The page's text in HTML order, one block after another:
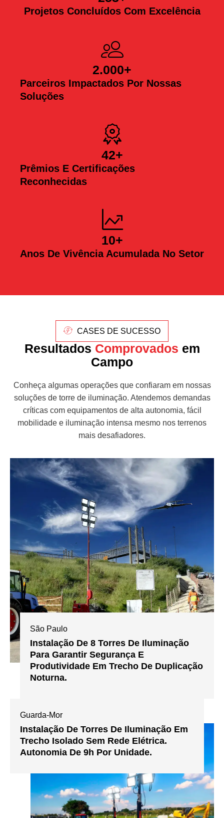
Projetos Concluídos Com Excelência
Parceiros Impactados Por Nossas
Soluções
2.000+
Prêmios E Certificações
Reconhecidas
42+
Anos De Vivência Acumulada No Setor
10+
CASES DE SUCESSO
Resultados Comprovados em
Campo
Conheça algumas operações que confiaram em nossas
soluções de torre de iluminação. Atendemos demandas
críticas com equipamentos de alta autonomia, fácil
mobilidade e iluminação intensa mesmo nos terrenos
mais desafiadores.
São Paulo
Instalação De 8 Torres De Iluminação
Para Garantir Segurança E
Produtividade Em Trecho De Duplicação
Noturna.
Guarda-Mor
Instalação De Torres De Iluminação Em
Trecho Isolado Sem Rede Elétrica.
Autonomia De 9h Por Unidade.